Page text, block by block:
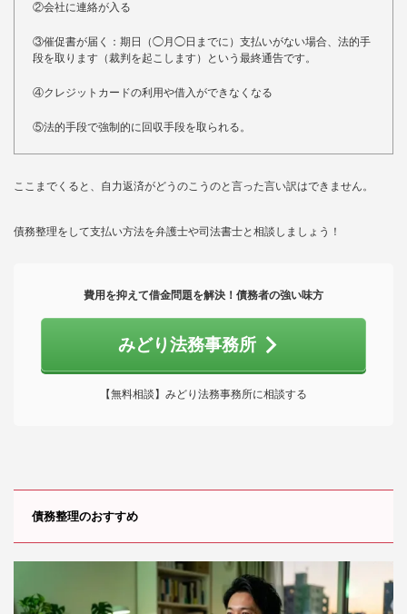
②会社に連絡が入る
③催促書が届く：期日（◯月◯日までに）支払いがない場合、法的手
段を取ります（裁判を起こします）という最終通告です。
④クレジットカードの利用や借入ができなくなる
⑤法的手段で強制的に回収手段を取られる。
ここまでくると、自力返済がどうのこうのと言った言い訳はできません。
債務整理をして支払い方法を弁護士や司法書士と相談しましょう！
費用を抑えて借金問題を解決！債務者の強い味方
みどり法務事務所
【無料相談】みどり法務事務所に相談する
債務整理のおすすめ